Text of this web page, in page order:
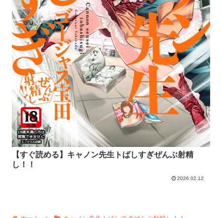
【すぐ読める】キャノン先生トばしすぎぜんぶ射精
し！！
2026.02.12